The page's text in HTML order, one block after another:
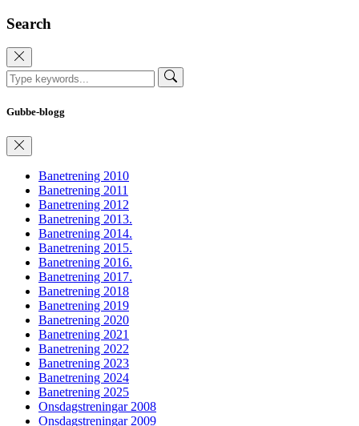
Search
Gubbe-blogg
Banetrening 2010
Banetrening 2011
Banetrening 2012
Banetrening 2013.
Banetrening 2014.
Banetrening 2015.
Banetrening 2016.
Banetrening 2017.
Banetrening 2018
Banetrening 2019
Banetrening 2020
Banetrening 2021
Banetrening 2022
Banetrening 2023
Banetrening 2024
Banetrening 2025
Onsdagstreningar 2008
Onsdagstreningar 2009